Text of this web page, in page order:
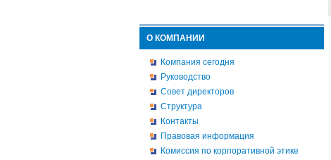
О КОМПАНИИ
Компания сегодня
Руководство
Совет директоров
Структура
Контакты
Правовая информация
Комиссия по корпоративной этике